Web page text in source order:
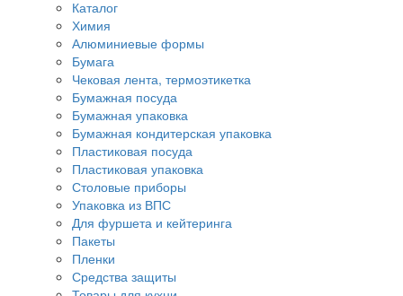
Каталог
Химия
Алюминиевые формы
Бумага
Чековая лента, термоэтикетка
Бумажная посуда
Бумажная упаковка
Бумажная кондитерская упаковка
Пластиковая посуда
Пластиковая упаковка
Столовые приборы
Упаковка из ВПС
Для фуршета и кейтеринга
Пакеты
Пленки
Средства защиты